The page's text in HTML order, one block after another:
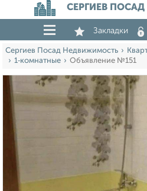
СЕРГИЕВ
Закладки
Сергиев Посад Недвижимость
1‑комнатные
Объявление №151